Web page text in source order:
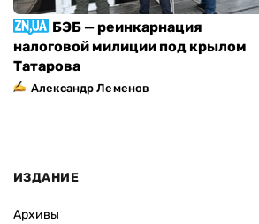
БЭБ — реинкарнация
налоговой милиции под крылом
Татарова
Александр Леменов
ИЗДАНИЕ
Архивы